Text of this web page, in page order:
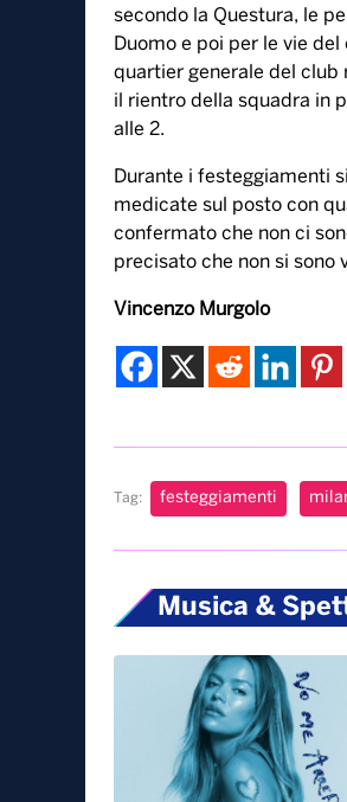
secondo la Questura, le
Duomo e poi per le vie
quartier generale del club
il rientro della squadra in
alle 2.
Durante i festeggiamenti
medicate sul posto con
confermato che non ci
precisato che non si
Vincenzo Murgolo
Tag: festeggiamenti
Musica &